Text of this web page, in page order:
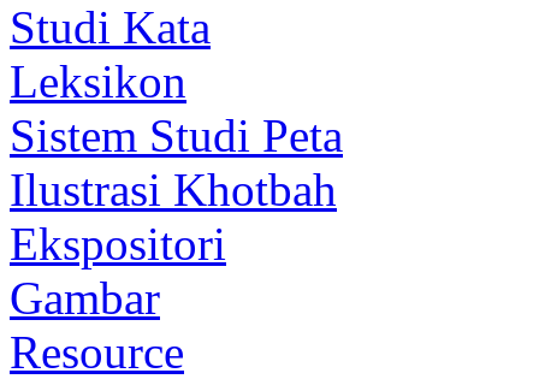
Studi Kata
Leksikon
Sistem Studi Peta
Ilustrasi Khotbah
Ekspositori
Gambar
Resource